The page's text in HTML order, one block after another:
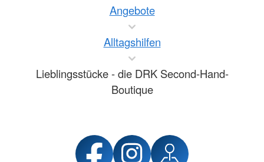
Angebote
Alltagshilfen
Lieblingsstücke - die DRK Second-Hand-
Boutique